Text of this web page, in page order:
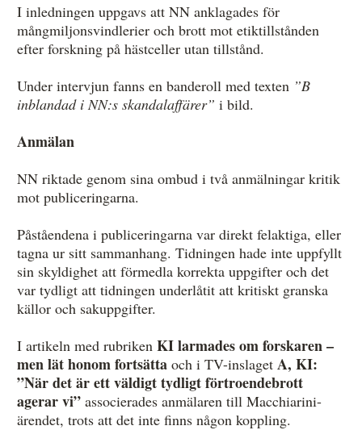
I inledningen uppgavs att NN anklagades för
mångmiljonsvindlerier och brott mot etiktillstånden
efter forskning på hästceller utan tillstånd.
Under intervjun fanns en banderoll med texten ”B
inblandad i NN:s skandalaffärer” i bild.
Anmälan
NN riktade genom sina ombud i två anmälningar kritik
mot publiceringarna.
Påståendena i publiceringarna var direkt felaktiga, eller
tagna ur sitt sammanhang. Tidningen hade inte uppfyllt
sin skyldighet att förmedla korrekta uppgifter och det
var tydligt att tidningen underlåtit att kritiskt granska
källor och sakuppgifter.
I artikeln med rubriken KI larmades om forskaren –
men lät honom fortsätta och i TV-inslaget A, KI:
”När det är ett väldigt tydligt förtroendebrott
agerar vi” associerades anmälaren till Macchiarini-
ärendet, trots att det inte finns någon koppling.